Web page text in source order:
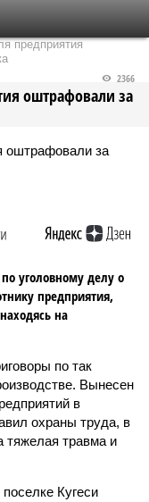
предприятия
оштрафовали за
2366
уголовному делу о
предприятия,
на
по так
Вынесен
в
охраны труда, в
тяжелая травма и
Кугеси